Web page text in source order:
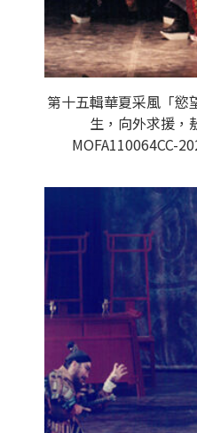
第十五輯華夏采風「慾
生，向外求援，
MOFA110064CC-